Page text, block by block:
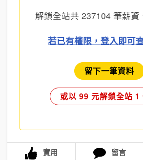
解鎖全站共 237104 筆薪資
若已有權限，登入即可
留下一筆資料
或以 99 元解鎖全站 1
實用 留言